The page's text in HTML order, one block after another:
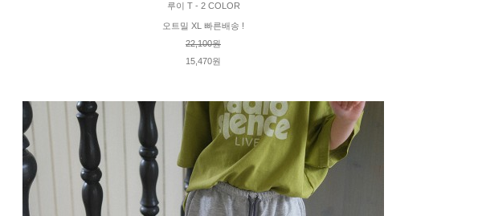
루이 T - 2 COLOR
오트밀 XL 빠른배송 !
22,100원
15,470원